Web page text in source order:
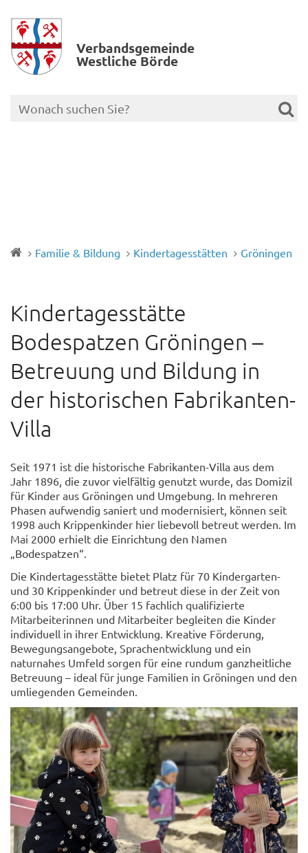
Verbands­gemeinde
Westliche Börde
Familie & Bildung Kindertagesstätten Gröningen
Kindertagesstätte
Bodespatzen Gröningen –
Betreuung und Bildung in
der historischen Fabrikanten-
Villa
Seit 1971 ist die historische Fabrikanten-Villa aus dem
Jahr 1896, die zuvor vielfältig genutzt wurde, das Domizil
für Kinder aus Gröningen und Umgebung. In mehreren
Phasen aufwendig saniert und modernisiert, können seit
1998 auch Krippenkinder hier liebevoll betreut werden. Im
Mai 2000 erhielt die Einrichtung den Namen
„Bodespatzen“.
Die Kindertagesstätte bietet Platz für 70 Kindergarten-
und 30 Krippenkinder und betreut diese in der Zeit von
6:00 bis 17:00 Uhr. Über 15 fachlich qualifizierte
Mitarbeiterinnen und Mitarbeiter begleiten die Kinder
individuell in ihrer Entwicklung. Kreative Förderung,
Bewegungsangebote, Sprachentwicklung und ein
naturnahes Umfeld sorgen für eine rundum ganzheitliche
Betreuung – ideal für junge Familien in Gröningen und den
umliegenden Gemeinden.